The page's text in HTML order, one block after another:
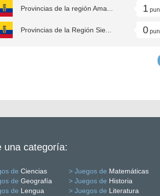
Provincias de la región Ama... 1
Provincias de la Región Sie... 0
una categoría:
de Ciencias > Juegos de Matemáticas
de Geografía > Juegos de Historia
de Lengua > Juegos de Literatura